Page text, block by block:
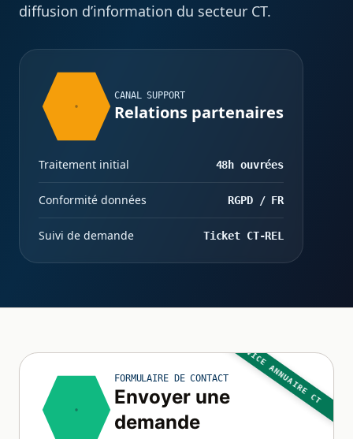
diffusion d’information du secteur CT.
CANAL SUPPORT
Relations partenaires
Traitement initial 48h ouvrées
Conformité données RGPD / FR
Suivi de demande Ticket CT-REL
SERVICE ANNUAIRE CT
FORMULAIRE DE CONTACT
Envoyer une
demande